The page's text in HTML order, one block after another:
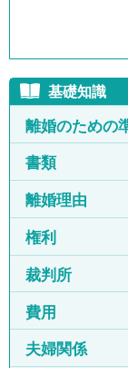
基礎知識
離婚のための
書類
離婚理由
権利
裁判所
費用
夫婦関係